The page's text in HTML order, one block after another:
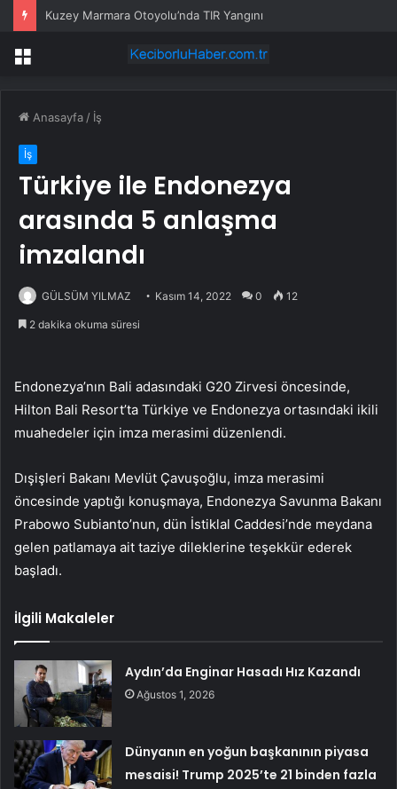
Kuzey Marmara Otoyolu’nda TIR Yangını
Menü
Anasayfa / İş
İş
Türkiye ile Endonezya
arasında 5 anlaşma
imzalandı
GÜLSÜM YILMAZ Kasım 14, 2022 0 12
2 dakika okuma süresi
Endonezya’nın Bali adasındaki G20 Zirvesi öncesinde,
Hilton Bali Resort’ta Türkiye ve Endonezya ortasındaki ikili
muahedeler için imza merasimi düzenlendi.
Dışişleri Bakanı Mevlüt Çavuşoğlu, imza merasimi
öncesinde yaptığı konuşmaya, Endonezya Savunma Bakanı
Prabowo Subianto’nun, dün İstiklal Caddesi’nde meydana
gelen patlamaya ait taziye dileklerine teşekkür ederek
başladı.
İlgili Makaleler
Aydın’da Enginar Hasadı Hız Kazandı
Ağustos 1, 2026
Dünyanın en yoğun başkanının piyasa
mesaisi! Trump 2025’te 21 binden fazla